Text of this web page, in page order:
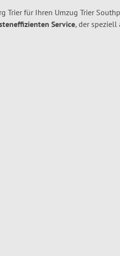
Trier für Ihren Umzug Trier
Service, der speziell